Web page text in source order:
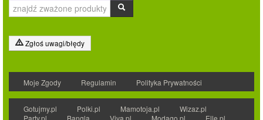
Zgłoś uwagi/błędy
Moje Zgody Regulamin Polityka Prywatności
Gotujmy.pl Polki.pl Mamotoja.pl
Wizaz.pl
Party.pl
Bangla Viva.pl Modago.pl Elle.pl